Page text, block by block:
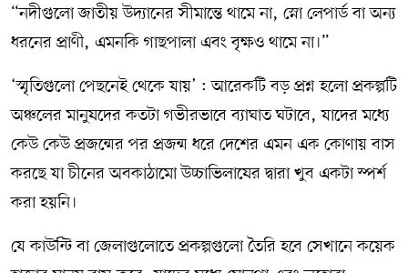
“নদীগুলো জাতীয় উদ্যানের সীমান্তে থামে না, স্নো লেপার্ড বা অন্য
ধরনের প্রাণী, এমনকি গাছপালা এবং বৃক্ষও থামে না।”
‘স্মৃতিগুলো পেছনেই থেকে যায়’ : আরেকটি বড় প্রশ্ন হলো প্রকল্পটি
অঞ্চলের মানুষদের কতটা গভীরভাবে ব্যাঘাত ঘটাবে, যাদের মধ্যে
কেউ কেউ প্রজন্মের পর প্রজন্ম ধরে দেশের এমন এক কোণায় বাস
করছে যা চীনের অবকাঠামো উচ্চাভিলাষের দ্বারা খুব একটা স্পর্শ
করা হয়নি।
যে কাউন্টি বা জেলাগুলোতে প্রকল্পগুলো তৈরি হবে সেখানে কয়েক